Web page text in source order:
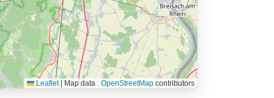
Leaflet Map data : OpenStreetMapcontributors